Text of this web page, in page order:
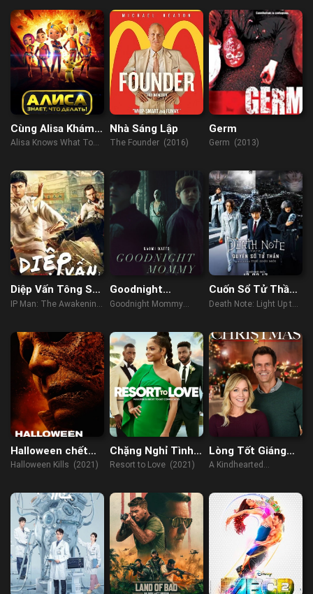
Nicolas Winding
Refn
Winding Refn (2023)
Cùng Alisa Khám
Phá Vũ Trụ
Alisa Knows What To
Nhà Sáng Lập
The Founder (2016)
Germ
Germ (2013)
Diệp Vấn Tông Sư
Thức Tỉnh
IP Man: The Awakening
Goodnight
Mommy
Goodnight Mommy
Cuốn Sổ Tử Thần:
Khai Sáng Thế
Death Note: Light Up the
Halloween chết
chóc
Halloween Kills (2021)
Chặng Nghỉ Tình
Yêu
Resort to Love (2021)
Lòng Tốt Giáng
Sinh
A Kindhearted